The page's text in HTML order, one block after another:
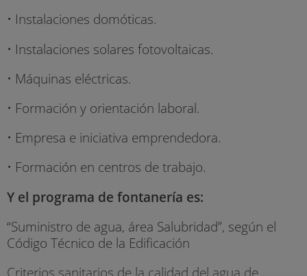
• Instalaciones domóticas.
• Instalaciones solares fotovoltaicas.
• Máquinas eléctricas.
• Formación y orientación laboral.
• Empresa e iniciativa emprendedora.
• Formación en centros de trabajo.
Y el programa de fontanería es:
“Suministro de agua, área Salubridad”, según el
Código Técnico de la Edificación
Criterios sanitarios de la calidad del agua de